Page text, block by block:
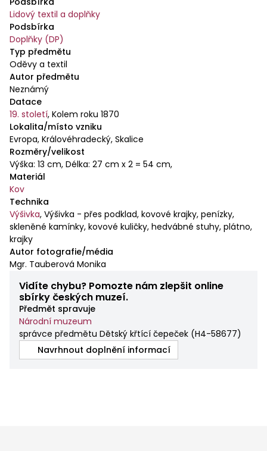
doplněna zlatými kovovými kuličkami a vsazenými
červeno-růžovými kamínky skleněnými.
Lidový textil a doplňky
Podsbírka
Doplňky (DP)
Typ předmětu
Oděvy a textil
Autor předmětu
Neznámý
Datace
19. století, Kolem roku 1870
Lokalita/místo vzniku
Evropa, Královéhradecký, Skalice
Rozměry/velikost
Výška: 13 cm, Délka: 27 cm x 2 = 54 cm,
Materiál
Kov
Technika
Výšivka, Výšivka - přes podklad, kovové krajky, penízky,
skleněné kamínky, kovové kuličky, hedvábné stuhy, plátno,
krajky
Autor fotografie/média
Mgr. Tauberová Monika
Vidíte chybu? Pomozte nám zlepšit online
sbírky českých muzeí.
Předmět spravuje
Národní muzeum
správce předmětu Dětský křtící čepeček (H4-58677)
Navrhnout doplnění informací